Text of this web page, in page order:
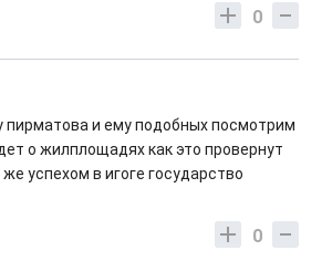
0
пирматова и ему подобных посмотрим
о жилплощадях как это провернут
успехом в игоге государство
0